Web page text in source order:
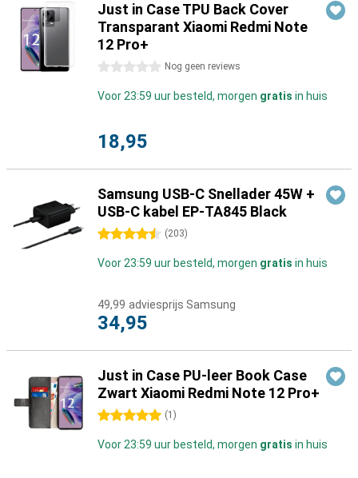
Just in Case TPU Back Cover
Transparant Xiaomi Redmi Note
12 Pro+
0 sterren Nog geen reviews
Voor 23:59 uur besteld, morgen gratis in huis
18,95
Samsung USB-C Snellader 45W +
USB-C kabel EP-TA845 Black
4.5 sterren (203)
Voor 23:59 uur besteld, morgen gratis in huis
49,99 adviesprijs Samsung
34,95
Just in Case PU-leer Book Case
Zwart Xiaomi Redmi Note 12 Pro+
5 sterren (1 )
Voor 23:59 uur besteld, morgen gratis in huis